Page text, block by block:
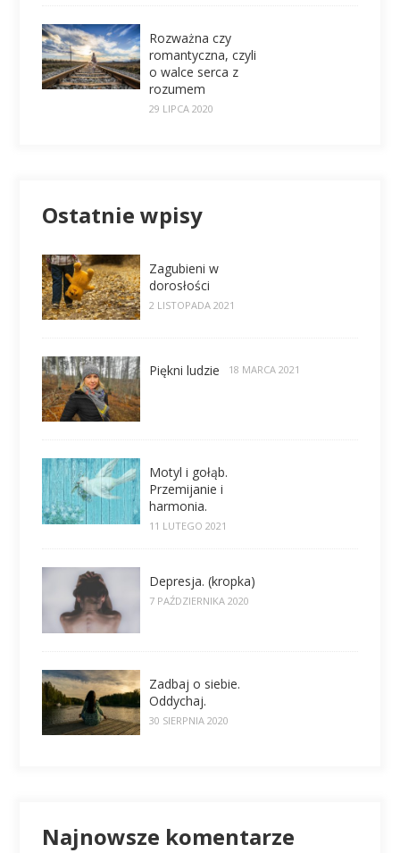
Rozważna czy
romantyczna, czyli
o walce serca z
rozumem
29 LIPCA 2020
Ostatnie wpisy
Zagubieni w
dorosłości
2 LISTOPADA 2021
Piękni ludzie 18 MARCA 2021
Motyl i gołąb.
Przemijanie i
harmonia.
11 LUTEGO 2021
Depresja. (kropka)
7 PAŹDZIERNIKA 2020
Zadbaj o siebie.
Oddychaj.
30 SIERPNIA 2020
Najnowsze komentarze